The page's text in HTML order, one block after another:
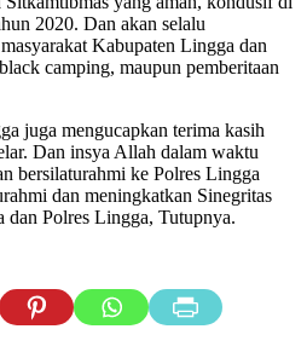
2020. Dan akan selalu
Kabupaten Lingga dan
camping, maupun pemberitaan
juga mengucapkan terima kasih
Dan insya Allah dalam waktu
bersilaturahmi ke Polres Lingga
dan meningkatkan Sinegritas
Polres Lingga, Tutupnya.